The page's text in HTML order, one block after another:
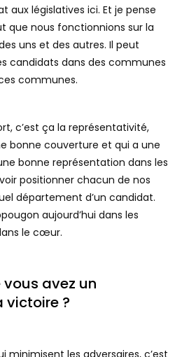
aux législatives ici. Et je pense
que nous fonctionnions sur la
uns et des autres. Il peut
candidats dans des communes
communes.
c’est ça la représentativité,
bonne couverture et qui a une
bonne représentation dans les
positionner chacun de nos
département d’un candidat.
aujourd’hui dans les
le cœur.
avez un
victoire ?
minimisent les adversaires, c’est